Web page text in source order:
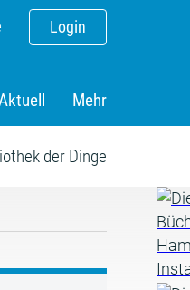
Login
Mehr
der Dinge